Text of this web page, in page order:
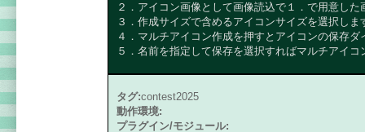
２．アイコン画像として画像読込で１．で用意し
３．作成サイズで含めるアイコンサイズを選択しま
４．マルチアイコン作成を押すとアイコンの保存
５．名前を指定して保存を選択すればマルチアイ
タグ:contest2025
動作環境:
プラグイン/モジュール: